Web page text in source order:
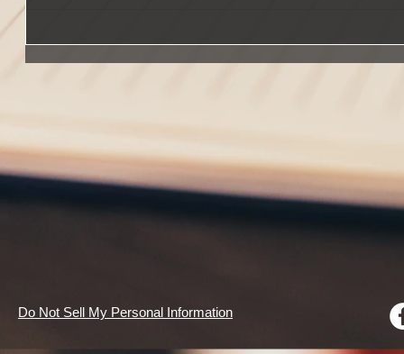
Do Not Sell My Personal Information